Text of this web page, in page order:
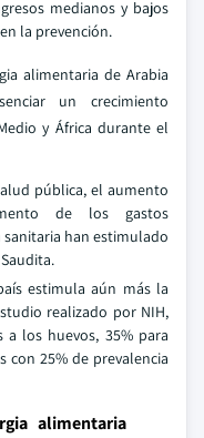
medianos y bajos
la prevención.
alimentaria de Arabia
un crecimiento
y África durante el
pública, el aumento
de los gastos
han estimulado
estimula aún más la
realizado por NIH,
a los huevos, 35% para
con 25% de prevalencia
alimentaria